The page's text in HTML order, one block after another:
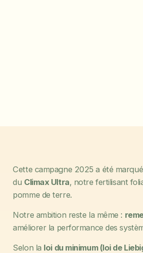
Cette campagne 2025 a été
du Climax Ultra, notre fertilisant
pomme de terre.
Notre ambition reste la même :
améliorer la performance des
Selon la loi du minimum (loi de